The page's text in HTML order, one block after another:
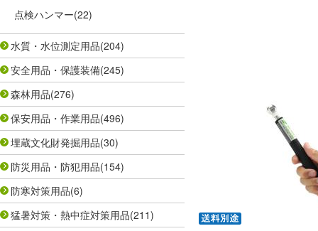
点検ハンマー(22)
水質・水位測定用品(204)
安全用品・保護装備(245)
森林用品(276)
保安用品・作業用品(496)
埋蔵文化財発掘用品(30)
防災用品・防犯用品(154)
防寒対策用品(6)
猛暑対策・熱中症対策用品(211)